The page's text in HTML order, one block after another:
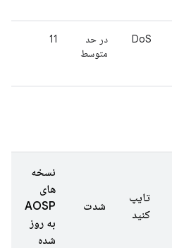
DoS
در حد
متوسط
11
تایپ
کنید
شدت
نسخه
های
AOSP
به روز
شده